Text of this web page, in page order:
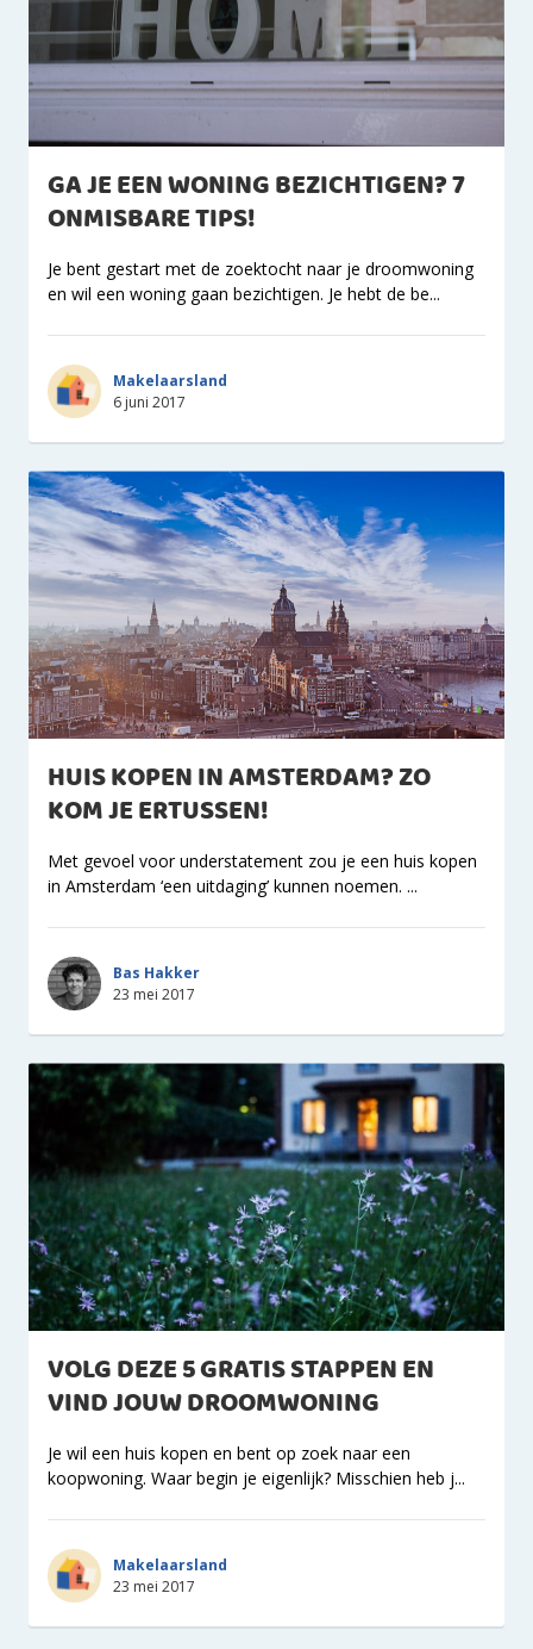
GA JE EEN WONING BEZICHTIGEN? 7
ONMISBARE TIPS!
Je bent gestart met de zoektocht naar je droomwoning
en wil een woning gaan bezichtigen. Je hebt de be...
Makelaarsland
6 juni 2017
HUIS KOPEN IN AMSTERDAM? ZO
KOM JE ERTUSSEN!
Met gevoel voor understatement zou je een huis kopen
in Amsterdam ‘een uitdaging’ kunnen noemen. ...
Bas Hakker
23 mei 2017
VOLG DEZE 5 GRATIS STAPPEN EN
VIND JOUW DROOMWONING
Je wil een huis kopen en bent op zoek naar een
koopwoning. Waar begin je eigenlijk? Misschien heb j...
Makelaarsland
23 mei 2017